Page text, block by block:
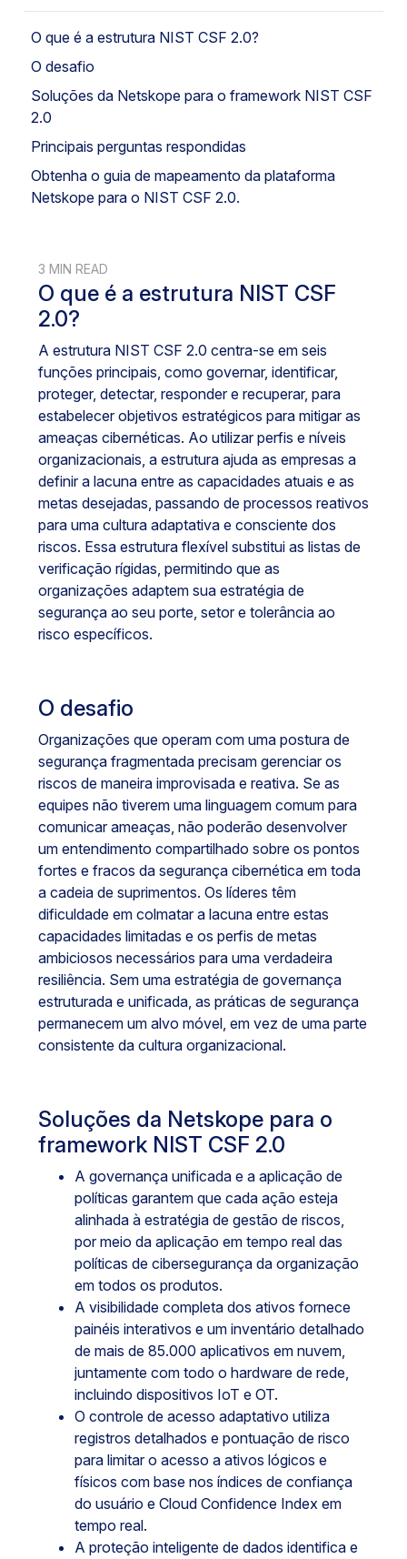
O que é a estrutura NIST CSF 2.0?
O desafio
Soluções da Netskope para o framework NIST CSF
2.0
Principais perguntas respondidas
Obtenha o guia de mapeamento da plataforma
Netskope para o NIST CSF 2.0.
3 MIN READ
O que é a estrutura NIST CSF
2.0?
A estrutura NIST CSF 2.0 centra-se em seis
funções principais, como governar, identificar,
proteger, detectar, responder e recuperar, para
estabelecer objetivos estratégicos para mitigar as
ameaças cibernéticas. Ao utilizar perfis e níveis
organizacionais, a estrutura ajuda as empresas a
definir a lacuna entre as capacidades atuais e as
metas desejadas, passando de processos reativos
para uma cultura adaptativa e consciente dos
riscos. Essa estrutura flexível substitui as listas de
verificação rígidas, permitindo que as
organizações adaptem sua estratégia de
segurança ao seu porte, setor e tolerância ao
risco específicos.
O desafio
Organizações que operam com uma postura de
segurança fragmentada precisam gerenciar os
riscos de maneira improvisada e reativa. Se as
equipes não tiverem uma linguagem comum para
comunicar ameaças, não poderão desenvolver
um entendimento compartilhado sobre os pontos
fortes e fracos da segurança cibernética em toda
a cadeia de suprimentos. Os líderes têm
dificuldade em colmatar a lacuna entre estas
capacidades limitadas e os perfis de metas
ambiciosos necessários para uma verdadeira
resiliência. Sem uma estratégia de governança
estruturada e unificada, as práticas de segurança
permanecem um alvo móvel, em vez de uma parte
consistente da cultura organizacional.
Soluções da Netskope para o
framework NIST CSF 2.0
A governança unificada e a aplicação de
políticas garantem que cada ação esteja
alinhada à estratégia de gestão de riscos,
por meio da aplicação em tempo real das
políticas de cibersegurança da organização
em todos os produtos.
A visibilidade completa dos ativos fornece
painéis interativos e um inventário detalhado
de mais de 85.000 aplicativos em nuvem,
juntamente com todo o hardware de rede,
incluindo dispositivos IoT e OT.
O controle de acesso adaptativo utiliza
registros detalhados e pontuação de risco
para limitar o acesso a ativos lógicos e
físicos com base nos índices de confiança
do usuário e Cloud Confidence Index em
tempo real.
A proteção inteligente de dados identifica e